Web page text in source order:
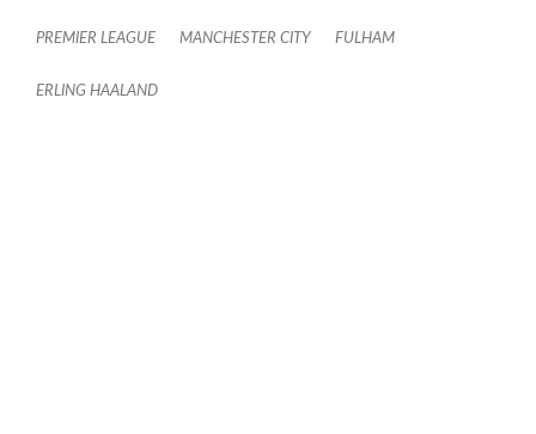
PREMIER LEAGUE MANCHESTER CITY FULHAM
ERLING HAALAND